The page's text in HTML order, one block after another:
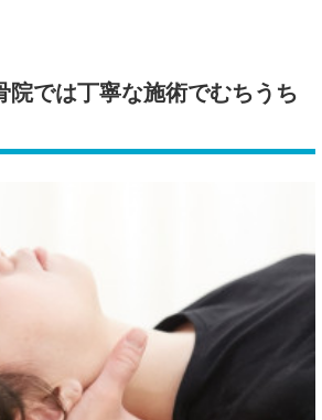
院では丁寧な施術でむちうち